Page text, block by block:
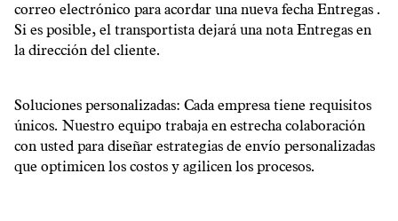
correo electrónico para acordar una nueva fecha Entregas .
Si es posible, el transportista dejará una nota Entregas en
la dirección del cliente.
Soluciones personalizadas: Cada empresa tiene requisitos
únicos. Nuestro equipo trabaja en estrecha colaboración
con usted para diseñar estrategias de envío personalizadas
que optimicen los costos y agilicen los procesos.